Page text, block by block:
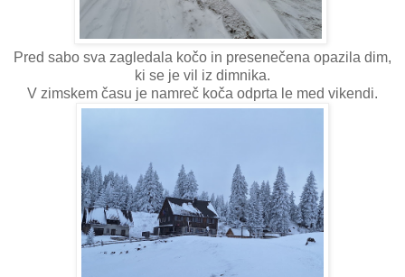
Pred sabo sva zagledala kočo in presenečena opazila dim,
ki se je vil iz dimnika.
V zimskem času je namreč koča odprta le med vikendi.